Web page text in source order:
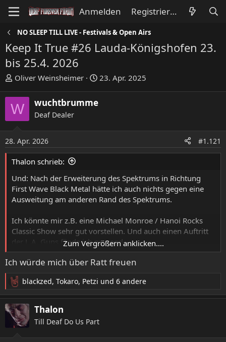
Anmelden Registrieren
NO SLEEP TILL LIVE - Festivals & Open Airs
Keep It True #26 Lauda-Königshofen 23.
bis 25.4. 2026
E
s
t
e
l
e
r
Oliver Weinsheimer
E
l
t
23. Apr. 2025
W wuchtbrumme
Deaf Dealer
28. Apr. 2026 #1.121
Thalon schrieb:
Und: Nach der Erweiterung des Spektrums in Richtung
First Wave Black Metal hätte ich auch nichts gegen eine
Ausweitung am anderen Rand des Spektrums.
Ich könnte mir z.B. eine Michael Monroe / Hanoi Rocks
Classic Show sehr gut vorstellen. Und auch einen Auftritt
der L.A. Guns fände ich passend.
Aber wahrscheinlich sind die in den Augen der meisten
noch ein Halbglatze haben.
Zum Vergrößern anklicken....
Ich würde mich über Ratt freuen
R
e
a
k
blackzed, Tokaro, Petzi und 6 andere
Thalon
Till Deaf Do Us Part